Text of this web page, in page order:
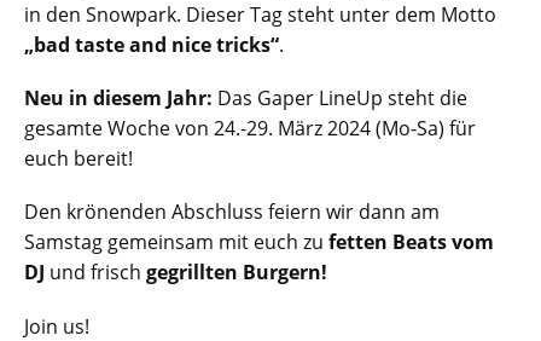
in den Snowpark. Dieser Tag steht unter dem Motto
„bad taste and nice tricks“.
Neu in diesem Jahr: Das Gaper LineUp steht die
gesamte Woche von 24.-29. März 2024 (Mo-Sa) für
euch bereit!
Den krönenden Abschluss feiern wir dann am
Samstag gemeinsam mit euch zu fetten Beats vom
DJ und frisch gegrillten Burgern!
Join us!